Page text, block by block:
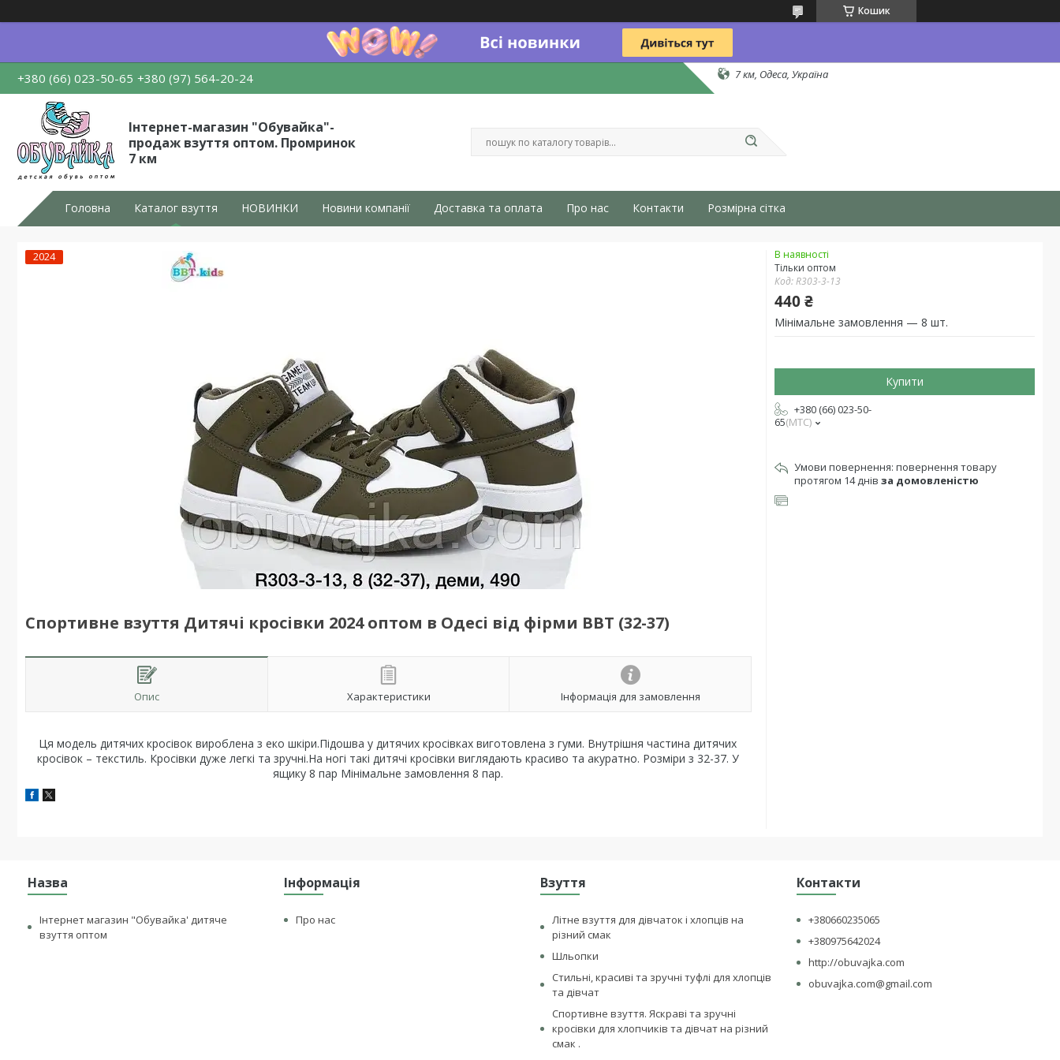
Кошик
+380 (66) 023-50-65 +380 (97) 564-20-24 7 км, Одеса, Україна
Інтернет-магазин "Обувайка"-
продаж взуття оптом. Промринок
7 км
Головна Каталог взуття НОВИНКИ Новини компанії Доставка та оплата Про нас Контакти Розмірна сітка
2024
Спортивне взуття Дитячі кросівки 2024 оптом в Одесі від фірми BBT (32-37)
Опис Характеристики Інформація для замовлення
Ця модель дитячих кросівок вироблена з еко шкіри.Підошва у дитячих кросівках виготовлена ​​з гуми. Внутрішня частина дитячих
кросівок – текстиль. Кросівки дуже легкі та зручні.На ногі такі дитячі кросівки виглядають красиво та акуратно. Розміри з 32-37. У
ящику 8 пар Мінімальне замовлення 8 пар.
В наявності
Тільки оптом
Код:R303-3-13
440 ₴
Мінімальне замовлення — 8 шт.
Купити
+380 (66) 023-50-
65 МТС
повернення товару
протягом 14 днів за домовленістю
Назва
Інтернет магазин "Обувайка' дитяче
взуття оптом
Інформація
Про нас
Взуття
Літне взуття для дівчаток і хлопців на
різний смак
Шльопки
Стильні, красиві та зручні туфлі для хлопців
та дівчат
Спортивне взуття. Яскраві та зручні
кросівки для хлопчиків та дівчат на різний
смак .
Контакти
+380660235065
+380975642024
http://obuvajka.com
obuvajka.com@gmail.com